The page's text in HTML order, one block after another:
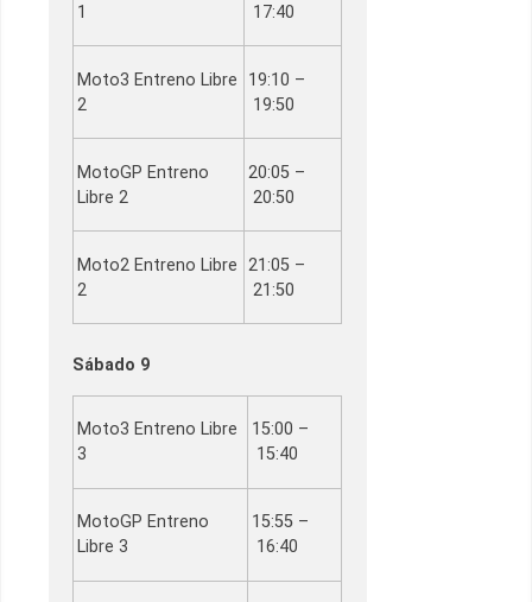
1
17:40
Moto3 Entreno Libre
2
19:10 –
19:50
MotoGP Entreno
Libre 2
20:05 –
20:50
Moto2 Entreno Libre
2
21:05 –
21:50
Sábado 9
Moto3 Entreno Libre
3
15:00 –
15:40
MotoGP Entreno
Libre 3
15:55 –
16:40